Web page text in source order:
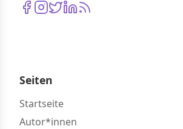
Seiten
Startseite
Autor*innen